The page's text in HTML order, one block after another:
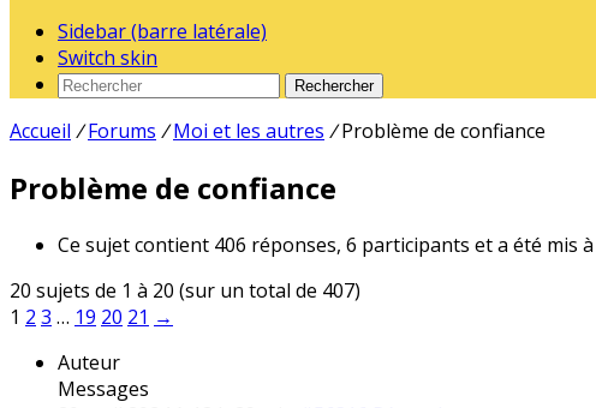
Sidebar (barre latérale)
Switch skin
Rechercher
Accueil / Forums / Moi et les autres / Problème de confiance
Problème de confiance
Ce sujet contient 406 réponses, 6 participants et a été mis
20 sujets de 1 à 20 (sur un total de 407)
1 2 3 … 19 20 21 →
Auteur
Messages